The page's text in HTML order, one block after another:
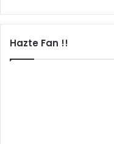
Hazte Fan !!